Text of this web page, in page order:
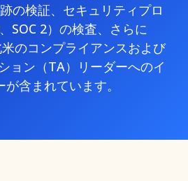
の検証、セキュリティプロ
SOC 2）の検査、さらに
のコンプライアンスおよび
ョン（TA）リーダーへのイ
が含まれています。